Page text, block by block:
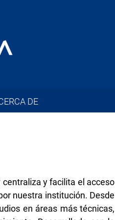
DE
centraliza y facilita el acceso
nuestra institución. Desde
en áreas más técnicas,